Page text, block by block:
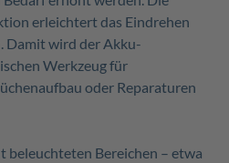
erleichtert das Eindrehen
Damit wird der Akku-
Werkzeug für
oder Reparaturen
beleuchteten Bereichen – etwa